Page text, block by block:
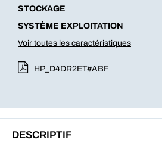
STOCKAGE
SYSTÈME EXPLOITATION
Voir toutes les caractéristiques
HP_D4DR2ET#ABF
DESCRIPTIF